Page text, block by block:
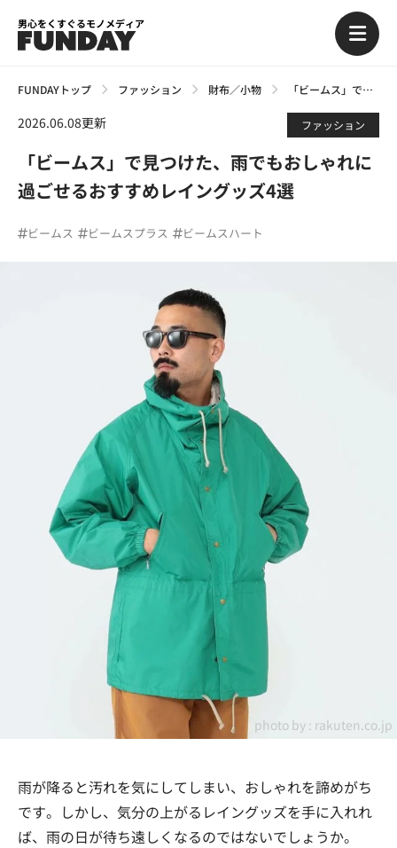
男心をくすぐるモノメディア
FUNDAYトップ ファッション 財布／小物 「ビームス」で見つけた、雨でもおしゃれに過ごせるおすすめレイングッズ4選
2026.06.08更新 ファッション
「ビームス」で見つけた、雨でもおしゃれに
過ごせるおすすめレイングッズ4選
ビームス ビームスプラス ビームスハート
photo by : rakuten.co.jp
雨が降ると汚れを気にしてしまい、おしゃれを諦めがち
です。しかし、気分の上がるレイングッズを手に入れれ
ば、雨の日が待ち遠しくなるのではないでしょうか。